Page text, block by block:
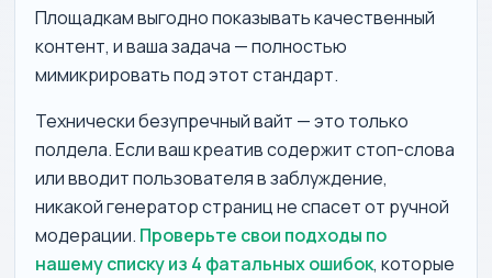
Площадкам выгодно показывать качественный
контент, и ваша задача — полностью
мимикрировать под этот стандарт.
Технически безупречный вайт — это только
полдела. Если ваш креатив содержит стоп-слова
или вводит пользователя в заблуждение,
никакой генератор страниц не спасет от ручной
модерации. Проверьте свои подходы по
нашему списку из 4 фатальных ошибок, которые